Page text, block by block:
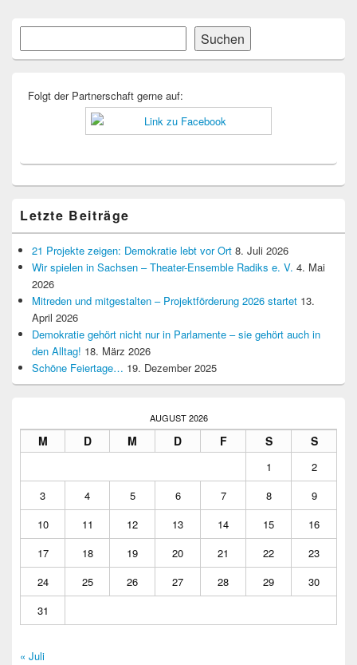
Primärer
Widgetbereich
Suchen
Folgt der Partnerschaft gerne auf:
Letzte Beiträge
21 Projekte zeigen: Demokratie lebt vor Ort 8. Juli 2026
Wir spielen in Sachsen – Theater-Ensemble Radiks e. V. 4. Mai
2026
Mitreden und mitgestalten – Projektförderung 2026 startet 13.
April 2026
Demokratie gehört nicht nur in Parlamente – sie gehört auch in
den Alltag! 18. März 2026
Schöne Feiertage… 19. Dezember 2025
AUGUST 2026
M D M D F S S
1
2
3
4 5 6 7 8
9
10
11 12 13 14 15
16
17
18 19 20 21 22
23
24
25 26 27 28 29
30
31
« Juli